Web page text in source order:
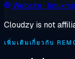
Website·
Cloudzy is not
เพิ่มเติมเกี่ยวกับ